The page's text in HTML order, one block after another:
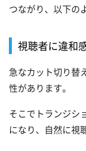
つながり、以下の
視聴者に違和
急なカット切り替
性があります。
そこでトランジシ
になり、自然に視